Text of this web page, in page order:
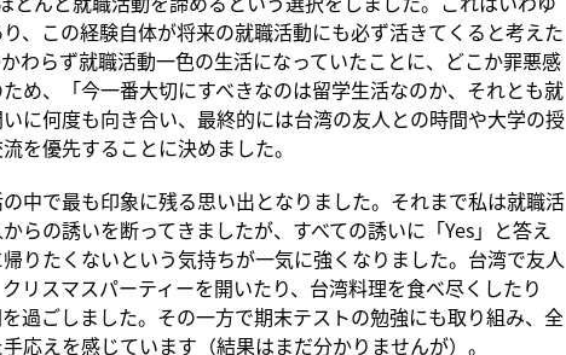
、この経験自体が将来の就職活動にも必ず活きてくると考えた
わらず就職活動一色の生活になっていたことに、どこか罪悪感
め、「今一番大切にすべきなのは留学生活なのか、それとも就
に何度も向き合い、最終的には台湾の友人との時間や大学の授
を優先することに決めました。
中で最も印象に残る思い出となりました。それまで私は就職活
らの誘いを断ってきましたが、すべての誘いに「Yes」と答え
りたくないという気持ちが一気に強くなりました。台湾で友人
リスマスパーティーを開いたり、台湾料理を食べ尽くしたり
過ごしました。その一方で期末テストの勉強にも取り組み、全
応えを感じています（結果はまだ分かりませんが）。